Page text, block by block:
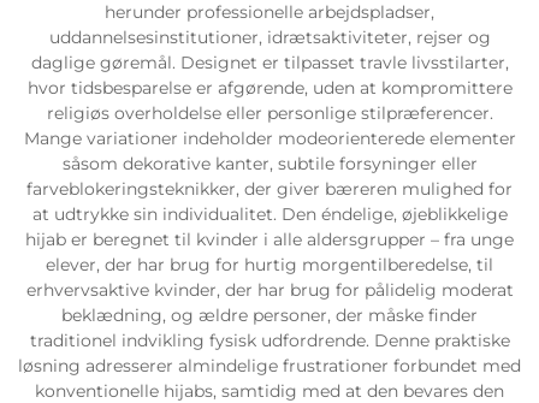
herunder professionelle arbejdspladser,
uddannelsesinstitutioner, idrætsaktiviteter, rejser og
daglige gøremål. Designet er tilpasset travle livsstilarter,
hvor tidsbesparelse er afgørende, uden at kompromittere
religiøs overholdelse eller personlige stilpræferencer.
Mange variationer indeholder modeorienterede elementer
såsom dekorative kanter, subtile forsyninger eller
farveblokeringsteknikker, der giver bæreren mulighed for
at udtrykke sin individualitet. Den éndelige, øjeblikkelige
hijab er beregnet til kvinder i alle aldersgrupper – fra unge
elever, der har brug for hurtig morgentilberedelse, til
erhvervsaktive kvinder, der har brug for pålidelig moderat
beklædning, og ældre personer, der måske finder
traditionel indvikling fysisk udfordrende. Denne praktiske
løsning adresserer almindelige frustrationer forbundet med
konventionelle hijabs, samtidig med at den bevares den